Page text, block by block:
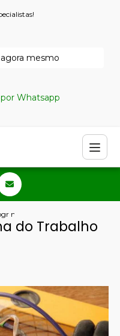
mesmo
Whatsapp
medicina do trabalho vila
do Trabalho